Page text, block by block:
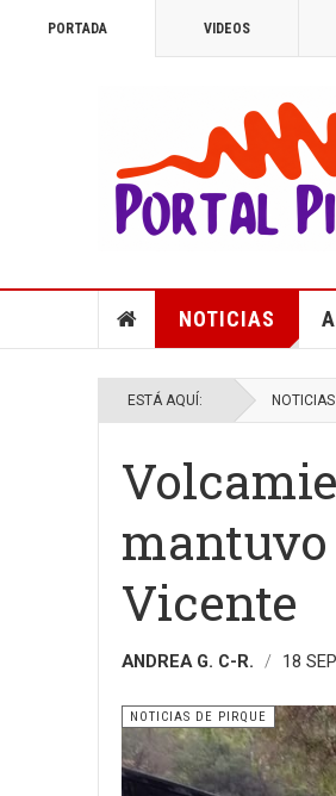
PORTADA VIDEOS
NOTICIAS
ESTÁ AQUÍ: NOTICIAS
Vicente
ANDREA G. C-R. 18
NOTICIAS DE PIRQUE